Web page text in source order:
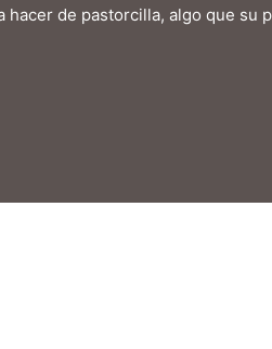
de pastorcilla, algo que su